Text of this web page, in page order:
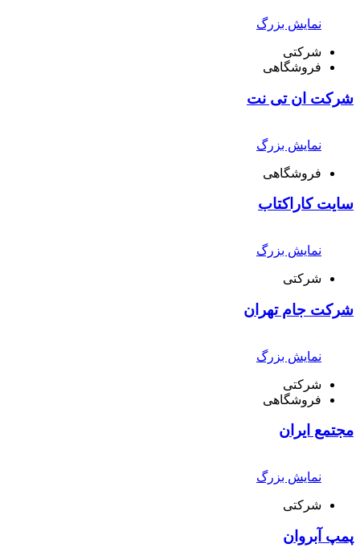
نمایش بزرگ
شرکتی
فروشگاهی
شرکت ان تی نت
نمایش بزرگ
فروشگاهی
سایت کاراکتاب
نمایش بزرگ
شرکتی
شرکت جام تهران
نمایش بزرگ
شرکتی
فروشگاهی
مجتمع ایران
نمایش بزرگ
شرکتی
پمپ آبروان